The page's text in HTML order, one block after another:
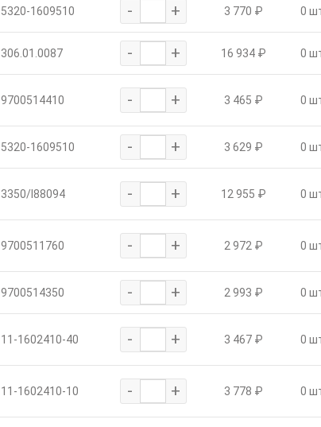
5320-1609510 - + 3 770 ₽ 0
306.01.0087 - + 16 934 ₽ 0
9700514410 - + 3 465 ₽ 0
5320-1609510 - + 3 629 ₽ 0
3350/I88094 - + 12 955 ₽ 0
9700511760 - + 2 972 ₽ 0
9700514350 - + 2 993 ₽ 0
11-1602410-40 - + 3 467 ₽ 0
11-1602410-10 - + 3 778 ₽ 0